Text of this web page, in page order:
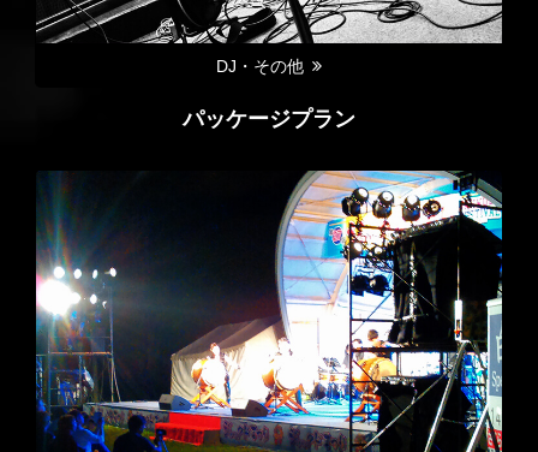
DJ・その他
パッケージプラン